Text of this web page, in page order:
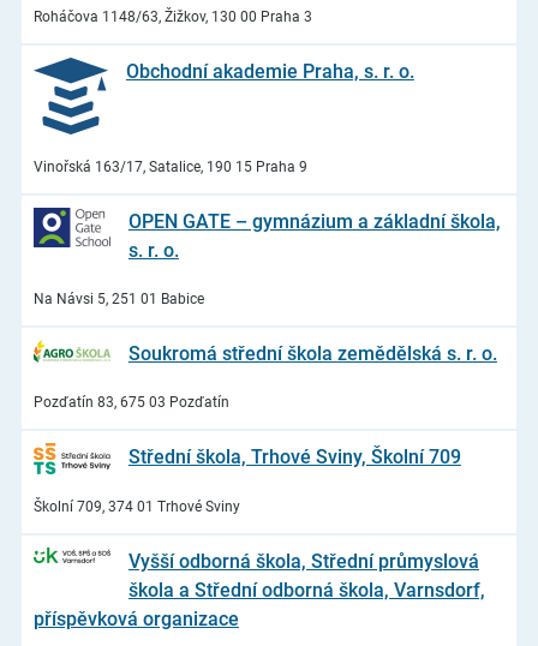
Roháčova 1148/63, Žižkov, 130 00 Praha 3
Obchodní akademie Praha, s. r. o.
Vinořská 163/17, Satalice, 190 15 Praha 9
OPEN GATE – gymnázium a základní škola,
s. r. o.
Na Návsi 5, 251 01 Babice
Soukromá střední škola zemědělská s. r. o.
Pozďatín 83, 675 03 Pozďatín
Střední škola, Trhové Sviny, Školní 709
Školní 709, 374 01 Trhové Sviny
Vyšší odborná škola, Střední průmyslová
škola a Střední odborná škola, Varnsdorf,
příspěvková organizace